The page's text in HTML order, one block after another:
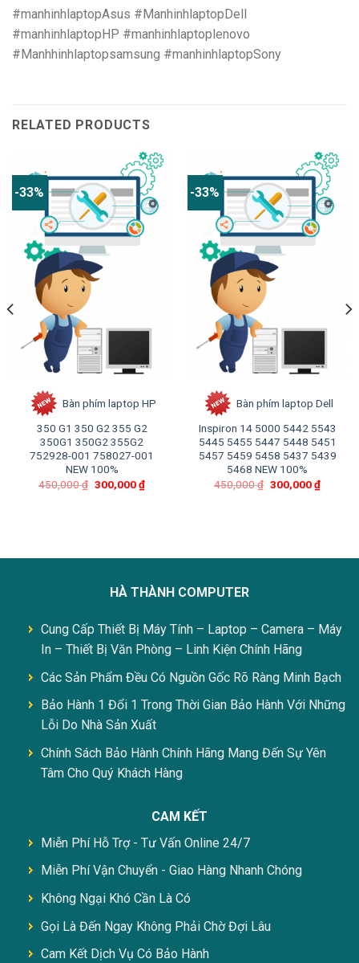
#manhinhlaptopAsus #ManhinhlaptopDell
#manhinhlaptopHP #manhinhlaptoplenovo
#Manhhinhlaptopsamsung #manhinhlaptopSony
RELATED PRODUCTS
-33%
Bàn phím laptop HP
350 G1 350 G2 355 G2
350G1 350G2 355G2
752928-001 758027-001
NEW 100%
450,000₫ 300,000₫
-33%
Bàn phím laptop Dell
Inspiron 14 5000 5442 5543
5445 5455 5447 5448 5451
5457 5459 5458 5437 5439
5468 NEW 100%
450,000₫ 300,000₫
HÀ THÀNH COMPUTER
Cung Cấp Thiết Bị Máy Tính – Laptop – Camera – Máy
In – Thiết Bị Văn Phòng – Linh Kiện Chính Hãng
Các Sản Phẩm Đều Có Nguồn Gốc Rõ Ràng Minh Bạch
Bảo Hành 1 Đổi 1 Trong Thời Gian Bảo Hành Với Những
Lỗi Do Nhà Sản Xuất
Chính Sách Bảo Hành Chính Hãng Mang Đến Sự Yên
Tâm Cho Quý Khách Hàng
CAM KẾT
Miễn Phí Hỗ Trợ - Tư Vấn Online 24/7
Miễn Phí Vận Chuyển - Giao Hàng Nhanh Chóng
Không Ngại Khó Cần Là Có
Gọi Là Đến Ngay Không Phải Chờ Đợi Lâu
Cam Kết Dịch Vụ Có Bảo Hành